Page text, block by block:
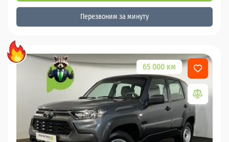
Перезвоним за минуту
65 000 км